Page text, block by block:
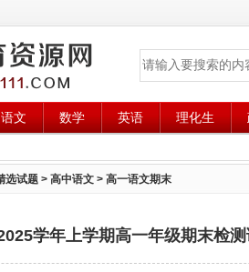
语文 数学 英语 理化生
选试题 > 高中语文 > 高一语文期末
学年上学期高一年级期末检